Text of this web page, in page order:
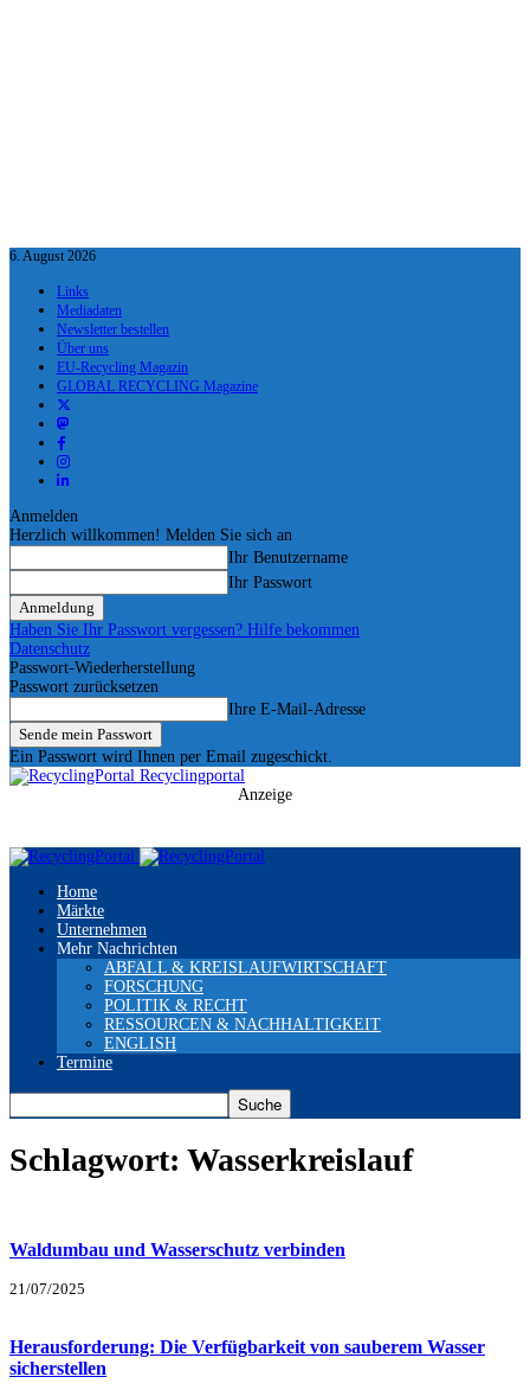
6. August 2026
Links
Mediadaten
Newsletter bestellen
Über uns
EU-Recycling Magazin
GLOBAL RECYCLING Magazine
Anmelden
Herzlich willkommen! Melden Sie sich an
Ihr Benutzername
Ihr Passwort
Haben Sie Ihr Passwort vergessen? Hilfe bekommen
Datenschutz
Passwort-Wiederherstellung
Passwort zurücksetzen
Ihre E-Mail-Adresse
Ein Passwort wird Ihnen per Email zugeschickt.
Recyclingportal
Anzeige
Home
Märkte
Unternehmen
Mehr Nachrichten
ABFALL & KREISLAUFWIRTSCHAFT
FORSCHUNG
POLITIK & RECHT
RESSOURCEN & NACHHALTIGKEIT
ENGLISH
Termine
Schlagwort: Wasserkreislauf
Waldumbau und Wasserschutz verbinden
21/07/2025
Herausforderung: Die Verfügbarkeit von sauberem Wasser
sicherstellen